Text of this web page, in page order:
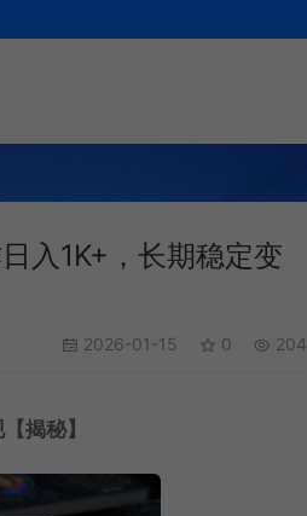
入1K+，长期稳定变
2026-01-15 0 204
揭秘】